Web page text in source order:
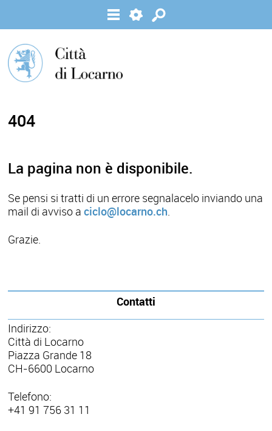
404
La pagina non è disponibile.
Se pensi si tratti di un errore segnalacelo inviando una
mail di avviso aciclo@locarno.ch.
Grazie.
Contatti
Indirizzo:
Città di Locarno
Piazza Grande 18
CH-6600 Locarno
Telefono:
+41 91 756 31 11